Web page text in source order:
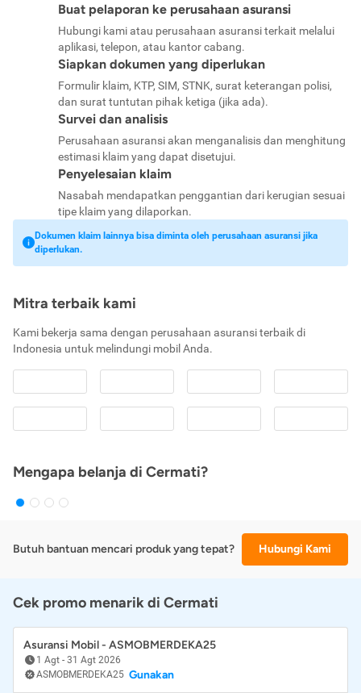
Buat pelaporan ke perusahaan asuransi
Hubungi kami atau perusahaan asuransi terkait melalui
aplikasi, telepon, atau kantor cabang.
Siapkan dokumen yang diperlukan
Formulir klaim, KTP, SIM, STNK, surat keterangan polisi,
dan surat tuntutan pihak ketiga (jika ada).
Survei dan analisis
Perusahaan asuransi akan menganalisis dan menghitung
estimasi klaim yang dapat disetujui.
Penyelesaian klaim
Nasabah mendapatkan penggantian dari kerugian sesuai
tipe klaim yang dilaporkan.
Dokumen klaim lainnya bisa diminta oleh perusahaan asuransi jika
diperlukan.
Mitra terbaik kami
Kami bekerja sama dengan perusahaan asuransi terbaik di
Indonesia untuk melindungi mobil Anda.
Mengapa belanja di Cermati?
Butuh bantuan mencari produk yang tepat? Hubungi Kami
Cek promo menarik di Cermati
Asuransi Mobil - ASMOBMERDEKA25
1 Agt - 31 Agt 2026
ASMOBMERDEKA25 Gunakan